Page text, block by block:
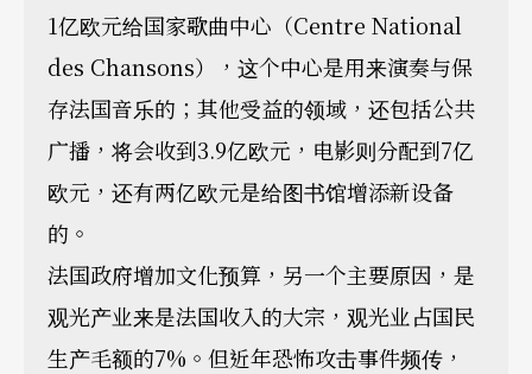
1亿欧元给国家歌曲中心（Centre National
des Chansons），这个中心是用来演奏与保
存法国音乐的；其他受益的领域，还包括公共
广播，将会收到3.9亿欧元，电影则分配到7亿
欧元，还有两亿欧元是给图书馆增添新设备
的。
法国政府增加文化预算，另一个主要原因，是
观光产业来是法国收入的大宗，观光业占国民
生产毛额的7%。但近年恐怖攻击事件频传，